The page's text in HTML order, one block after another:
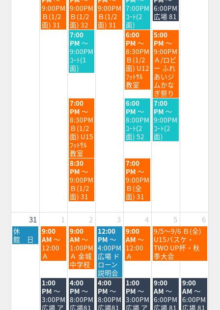
日,
8
月
25th
9:00PM
Ｂ(1/2
面) 31
日,
8
月
26th
2026
9:00PM
Ｂ(1/2
面) 32
日,
8
月
27th
9:00PM
Ｂ(1/2
面) 31
日,
8
月
28th
2026
7:00PM
ｺｰﾄ(2
面)
日,
8
月
29th
2026
6:00PM
広場 81
水
曜
日,
8
月
26th
7:00
PM ～
9:00PM
ｺｰﾄ(1
面)
金
曜
日,
8
月
28th
2026
6:00
PM ～
8:30PM
Ｂ(1/2
面) U12
ﾌｯﾄｻﾙ
教室
土
曜
日,
8
月
29th
2026
5:00
PM ～
9:00PM
Ａ/ロビ
ー ふれ
あいジ
ムかな
ぎ祭り
水
曜
日,
8
月
26th
2026
7:00
PM ～
8:30PM
Ｂ(1/2
面) U15
ﾌｯﾄｻﾙ
教室
金
曜
日,
8
月
28th
6:00
PM ～
8:00PM
ｺｰﾄ(2
面) 52
土
曜
日,
8
月
29th
7:00
PM ～
9:00PM
ｺｰﾄ(2
面)
水
曜
日,
8
月
26th
2026
8:30
PM ～
9:00PM
Ｂ(1/2
面) 31
金
曜
日,
8
月
28th
2026
7:00
PM ～
9:00PM
Ｂ(全
面) 31
31 1 2 3 4 5 6
月
曜
日,
休
館 日
火
曜
日,
9
月
2026
9:00
AM ～
12:00
Ａ
水
曜
日,
9
月
2nd
2026
9:00
AM ～
1:00PM
Ａ 金城
中学校
木
曜
日,
9
月
3rd
2026
12:00
PM ～
4:00PM
広場 ド
ローン
説明会
金
曜
日,
9
月
2026
9:00
AM ～
12:00
Ａ
土
曜
日,
9
月
2026
9/5～9/6 Ｂ(全)
U15バスケ・
TWO UP杯・秋
季大会
火
曜
日,
9
1:00
PM ～
3:00PM
広場 ア
水
曜
日,
9
4:00
PM ～
8:00PM
広場81
木
曜
日,
9
4:00
PM ～
8:00PM
広場81
金
曜
日,
9
1:00
PM ～
3:00PM
広場 ア
土
曜
日,
9
9:00
AM ～
6:00PM
広場 81
日
曜
日,
9
9:00
AM ～
6:00PM
広場 81